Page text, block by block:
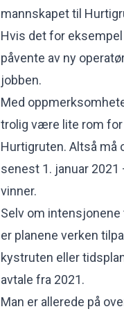
mannskapet til
Hvis det for
påvente av ny
jobben.
Med
trolig være lite rom
Hurtigruten. Altså må
senest 1. januar
vinner.
Selv om intensjonene
er planene verken
kystruten eller
avtale fra 2021.
Man er allerede på